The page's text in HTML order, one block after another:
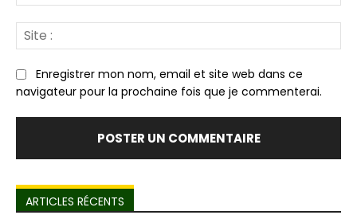
:
Enregistrer mon nom, email et site web dans ce
navigateur pour la prochaine fois que je commenterai.
ARTICLES RÉCENTS